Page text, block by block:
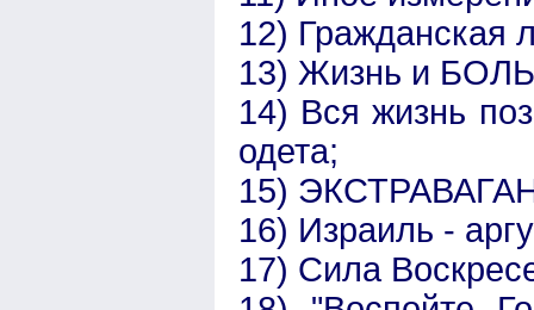
12) Гражданская
13) Жизнь и
14) Вся жизнь
одета;
15)
16) Израиль -
17) Сила